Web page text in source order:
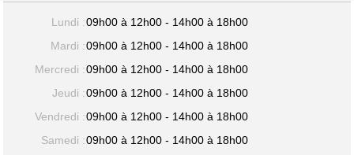
Lundi :09h00 à 12h00 - 14h00 à 18h00
Mardi :09h00 à 12h00 - 14h00 à 18h00
Mercredi :09h00 à 12h00 - 14h00 à 18h00
Jeudi :09h00 à 12h00 - 14h00 à 18h00
Vendredi :09h00 à 12h00 - 14h00 à 18h00
Samedi :09h00 à 12h00 - 14h00 à 18h00